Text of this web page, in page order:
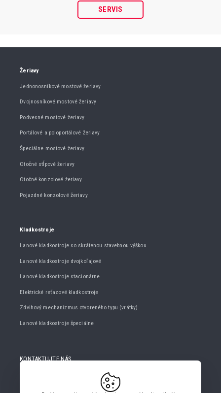
SERVIS
Žeriavy
Jednonosníkové mostové žeriavy
Dvojnosníkové mostové žeriavy
Podvesné mostové žeriavy
Portálové a poloportálové žeriavy
Špeciálne mostové žeriavy
Otočné stĺpové žeriavy
Otočné konzolové žeriavy
Pojazdné konzolové žeriavy
Kladkostroje
Lanové kladkostroje so skrátenou stavebnou výškou
Lanové kladkostroje dvojkoľajové
Lanové kladkostroje stacionárne
Elektrické reťazové kladkostroje
Zdvihový mechanizmus otvoreného typu (vrátky)
Lanové kladkostroje špeciálne
KONTAKTUJTE NÁS